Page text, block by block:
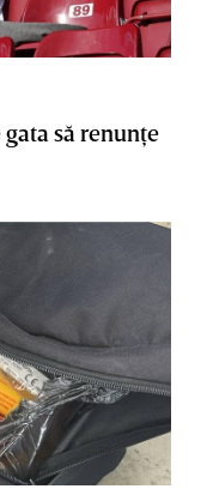
gata să renunţe